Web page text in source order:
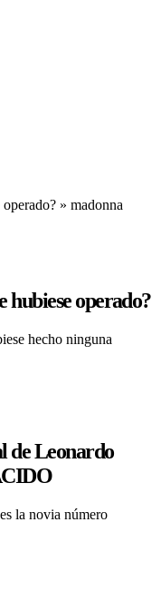
hubiese operado?
hecho ninguna
de Leonardo
la novia número